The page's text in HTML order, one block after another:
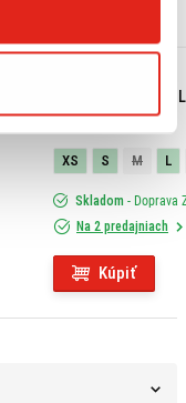
SHIRO ENDURO
XS S M L
Skladom - Doprava
Na 2 predajniach
Kúpiť